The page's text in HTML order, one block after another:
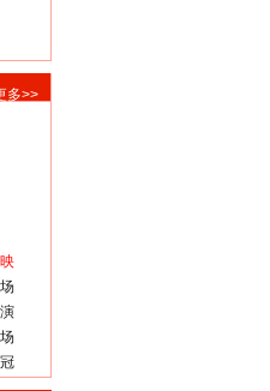
多>>